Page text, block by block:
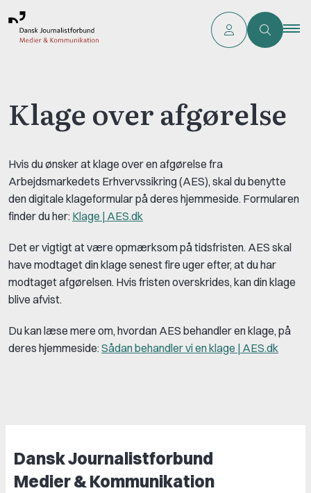
Klage over afgørelse
Hvis du ønsker at klage over en afgørelse fra
Arbejdsmarkedets Erhvervssikring (AES), skal du benytte
den digitale klageformular på deres hjemmeside. Formularen
finder du her: Klage | AES.dk
Det er vigtigt at være opmærksom på tidsfristen. AES skal
have modtaget din klage senest fire uger efter, at du har
modtaget afgørelsen. Hvis fristen overskrides, kan din klage
blive afvist.
Du kan læse mere om, hvordan AES behandler en klage, på
deres hjemmeside:Sådan behandler vi en klage | AES.dk
Dansk Journalistforbund
Medier & Kommunikation